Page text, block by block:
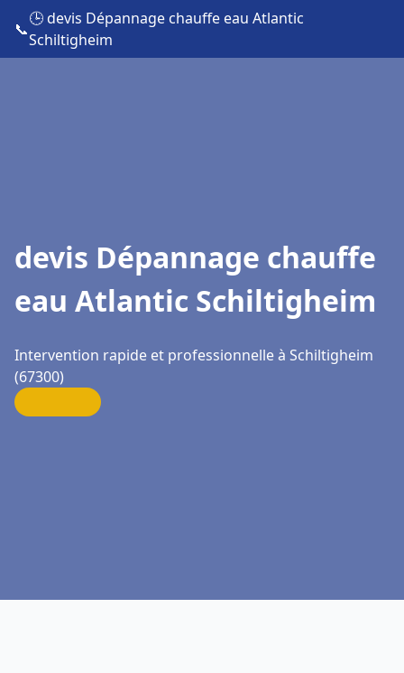
📞
🕒 devis Dépannage chauffe eau Atlantic
Schiltigheim
devis Dépannage chauffe
eau Atlantic Schiltigheim
Intervention rapide et professionnelle à Schiltigheim
(67300)